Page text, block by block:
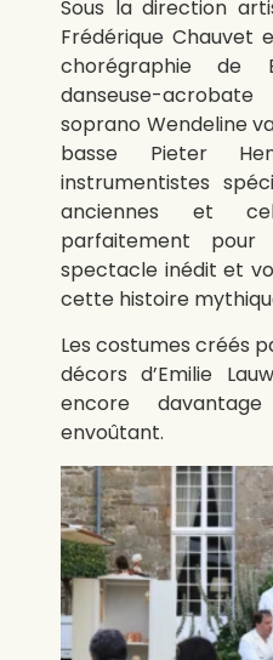
Sous la direction
Frédérique Chauvet
chorégraphie
danseuse-
soprano Wendeline
basse Pieter
instrumentistes
anciennes et
parfaitement
spectacle inédit et
cette histoire
Les costumes créés
décors d’Emilie
encore
envoûtant.